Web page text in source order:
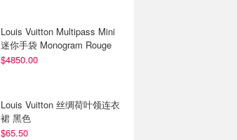
Louis Vuitton Multipass Mini
迷你手袋 Monogram Rouge
$4850.00
Louis Vuitton 丝绸荷叶领连衣
裙 黑色
$65.50